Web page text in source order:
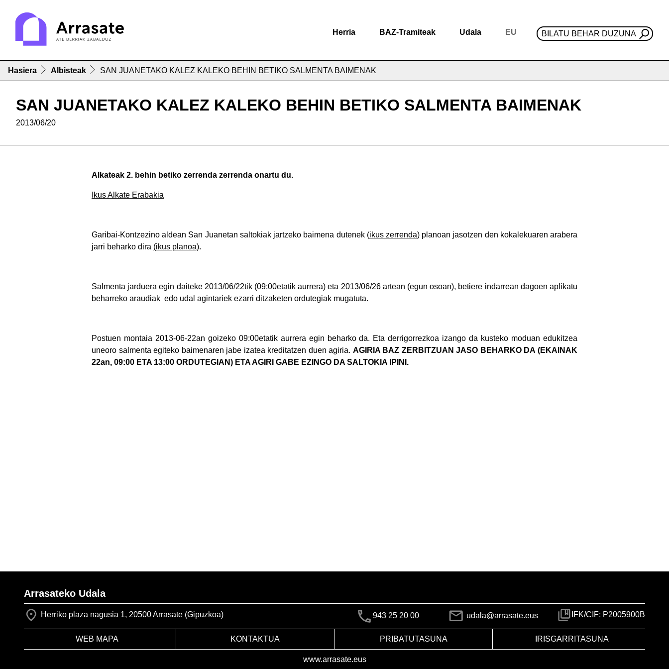
Herria BAZ-Tramiteak Udala EU BILATU BEHAR DUZUNA
Hasiera Albisteak SAN JUANETAKO KALEZ KALEKO BEHIN BETIKO SALMENTA BAIMENAK
SAN JUANETAKO KALEZ KALEKO BEHIN BETIKO SALMENTA BAIMENAK
2013/06/20
Alkateak 2. behin betiko zerrenda zerrenda onartu du.
Ikus Alkate Erabakia
Garibai-Kontzezino aldean San Juanetan saltokiak jartzeko baimena dutenek (ikus zerrenda) planoan jasotzen den kokalekuaren arabera
jarri beharko dira (ikus planoa).
Salmenta jarduera egin daiteke 2013/06/22tik (09:00etatik aurrera) eta 2013/06/26 artean (egun osoan), betiere indarrean dagoen aplikatu
beharreko araudiak edo udal agintariek ezarri ditzaketen ordutegiak mugatuta.
Postuen montaia 2013-06-22an goizeko 09:00etatik aurrera egin beharko da. Eta derrigorrezkoa izango da kusteko moduan edukitzea
uneoro salmenta egiteko baimenaren jabe izatea kreditatzen duen agiria. AGIRIA BAZ ZERBITZUAN JASO BEHARKO DA (EKAINAK
22an, 09:00 ETA 13:00 ORDUTEGIAN) ETA AGIRI GABE EZINGO DA SALTOKIA IPINI.
Arrasateko Udala
Herriko plaza nagusia 1, 20500 Arrasate (Gipuzkoa) 943 25 20 00 udala@arrasate.eus IFK/CIF: P2005900B
WEB MAPA KONTAKTUA PRIBATUTASUNA IRISGARRITASUNA
www.arrasate.eus